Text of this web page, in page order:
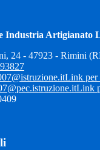
Industria Artigianato
24 - 47923 - Rimini
Link per
Link